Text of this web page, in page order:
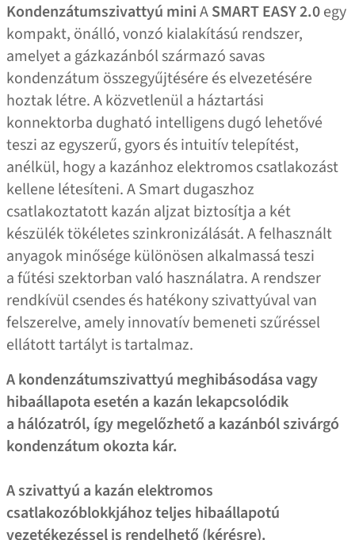
Kondenzátumszivattyú miniASMART EASY 2.0egy
kompakt, önálló, vonzó kialakítású rendszer,
amelyet a gázkazánból származó savas
kondenzátum összegyűjtésére és elvezetésére
hoztak létre. A közvetlenül a háztartási
konnektorba dugható intelligens dugó lehetővé
teszi az egyszerű, gyors és intuitív telepítést,
anélkül, hogy a kazánhoz elektromos csatlakozást
kellene létesíteni. A Smart dugaszhoz
csatlakoztatott kazán aljzat biztosítja a két
készülék tökéletes szinkronizálását. A felhasznált
anyagok minősége különösen alkalmassá teszi
a fűtési szektorban való használatra. A rendszer
rendkívül csendes és hatékony szivattyúval van
felszerelve, amely innovatív bemeneti szűréssel
ellátott tartályt is tartalmaz.
A kondenzátumszivattyú meghibásodása vagy
hibaállapota esetén a kazán lekapcsolódik
a hálózatról, így megelőzhető a kazánból szivárgó
kondenzátum okozta kár.
A szivattyú a kazán elektromos
csatlakozóblokkjához teljes hibaállapotú
vezetékezéssel is rendelhető (kérésre).